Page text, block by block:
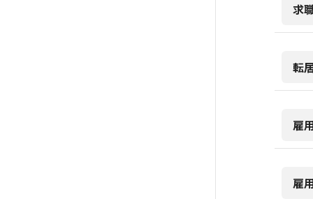
求
転
雇
雇